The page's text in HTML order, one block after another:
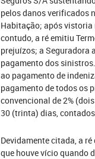
pelos danos verificados
Habitação; após vistoria
contudo, a ré emitiu
prejuízos; a Seguradora
pagamento dos
ao pagamento de
pagamento de todos os
convencional de 2%
30 (trinta) dias,
Devidamente citada, a
que houve vício quando